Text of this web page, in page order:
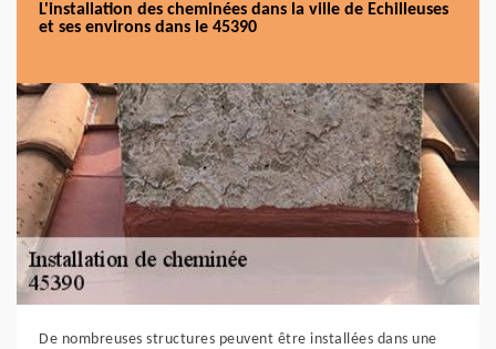
L'installation des cheminées dans la ville de Echilleuses
et ses environs dans le 45390
De nombreuses structures peuvent être installées dans une